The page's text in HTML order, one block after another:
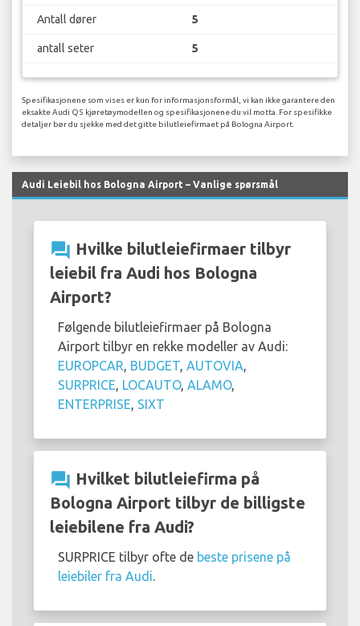
Antall dører 5
antall seter 5
Spesifikasjonene som vises er kun for informasjonsformål, vi kan ikke garantere den
eksakte Audi Q5 kjøretøymodellen og spesifikasjonene du vil motta. For spesifikke
detaljer bør du sjekke med det gitte bilutleiefirmaet på Bologna Airport.
Audi Leiebil hos Bologna Airport – Vanlige spørsmål
question_answer Hvilke bilutleiefirmaer tilbyr
leiebil fra Audi hos Bologna
Airport?
Følgende bilutleiefirmaer på Bologna
Airport tilbyr en rekke modeller av Audi:
EUROPCAR, BUDGET, AUTOVIA,
SURPRICE, LOCAUTO, ALAMO,
ENTERPRISE, SIXT
question_answer Hvilket bilutleiefirma på
Bologna Airport tilbyr de billigste
leiebilene fra Audi?
SURPRICE tilbyr ofte de beste prisene på
leiebiler fra Audi.